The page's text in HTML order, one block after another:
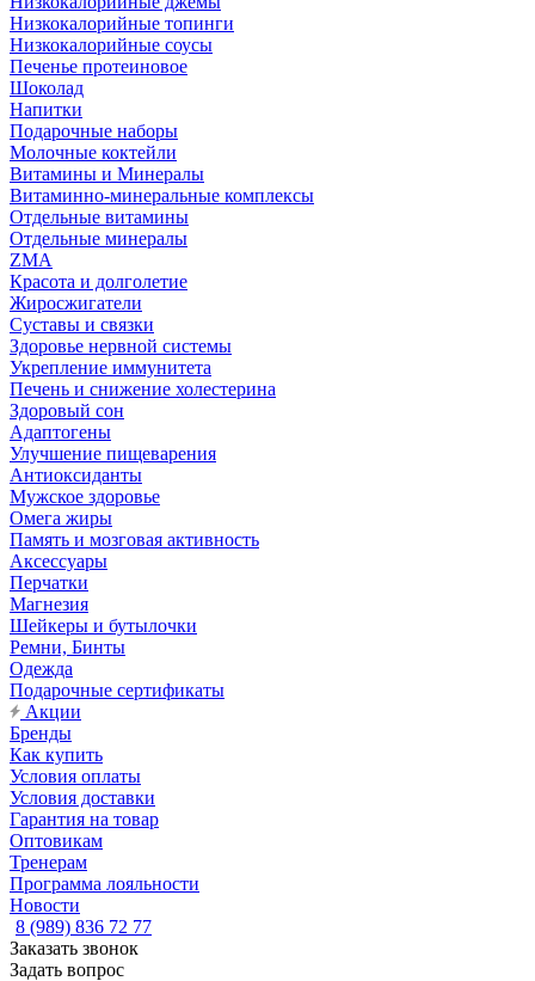
Низкокалорийные топинги
Низкокалорийные соусы
Печенье протеиновое
Шоколад
Напитки
Подарочные наборы
Молочные коктейли
Витамины и Минералы
Витаминно-минеральные комплексы
Отдельные витамины
Отдельные минералы
ZMA
Красота и долголетие
Жиросжигатели
Суставы и связки
Здоровье нервной системы
Укрепление иммунитета
Печень и снижение холестерина
Здоровый сон
Адаптогены
Улучшение пищеварения
Антиоксиданты
Мужское здоровье
Омега жиры
Память и мозговая активность
Аксессуары
Перчатки
Магнезия
Шейкеры и бутылочки
Ремни, Бинты
Одежда
Подарочные сертификаты
Акции
Бренды
Как купить
Условия оплаты
Условия доставки
Гарантия на товар
Оптовикам
Тренерам
Программа лояльности
Новости
8 (989) 836 72 77
Заказать звонок
Задать вопрос